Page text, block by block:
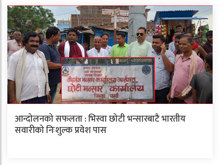
आन्दोलनको सफलता : भिस्वा छोटी भन्सारबाटै भारतीय
सवारीको निःशुल्क प्रवेश पास